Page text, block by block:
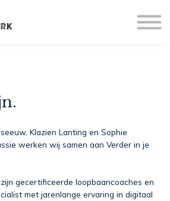
Klazien Lanting en Sophie
werken wij samen aan Verder in je
gecertificeerde loopbaancoaches en
met jarenlange ervaring in digitaal